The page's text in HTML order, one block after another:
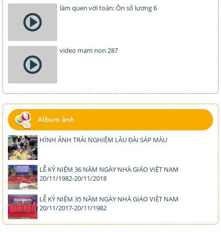
làm quen với toán: Ôn số lượng 6
video mam non 287
Album ảnh
HÌNH ẢNH TRẢI NGHIỆM LÂU ĐÀI SÁP MÀU
LỄ KỶ NIỆM 36 NĂM NGÀY NHÀ GIÁO VIỆT NAM
20/11/1982-20/11/2018
LỄ KỶ NIỆM 35 NĂM NGÀY NHÀ GIÁO VIỆT NAM
20/11/2017-20/11/1982